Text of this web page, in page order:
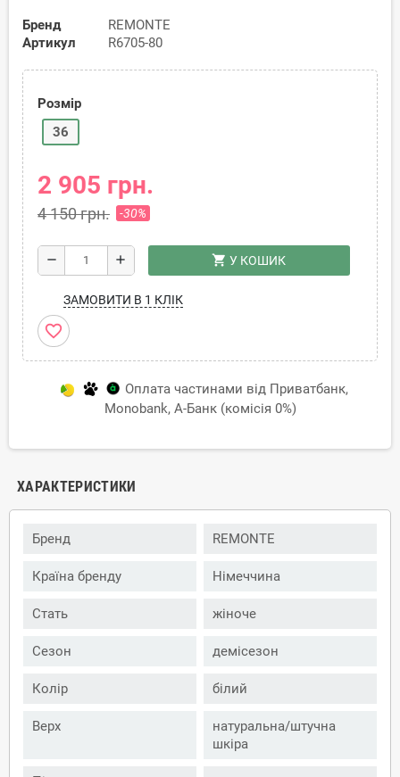
Бренд
REMONTE
Артикул
R6705-80
Розмір
36
2 905 грн.
4 150 грн. -30%
remove add shopping_cart У КОШИК
ЗАМОВИТИ В 1 КЛІК
favorite_border
Оплата частинами від Приватбанк,
Monobank, А-Банк (комісія 0%)
ХАРАКТЕРИСТИКИ
Бренд REMONTE
Країна бренду Німеччина
Стать жіноче
Сезон демісезон
Колір білий
Верх
натуральна/штучна
шкіра